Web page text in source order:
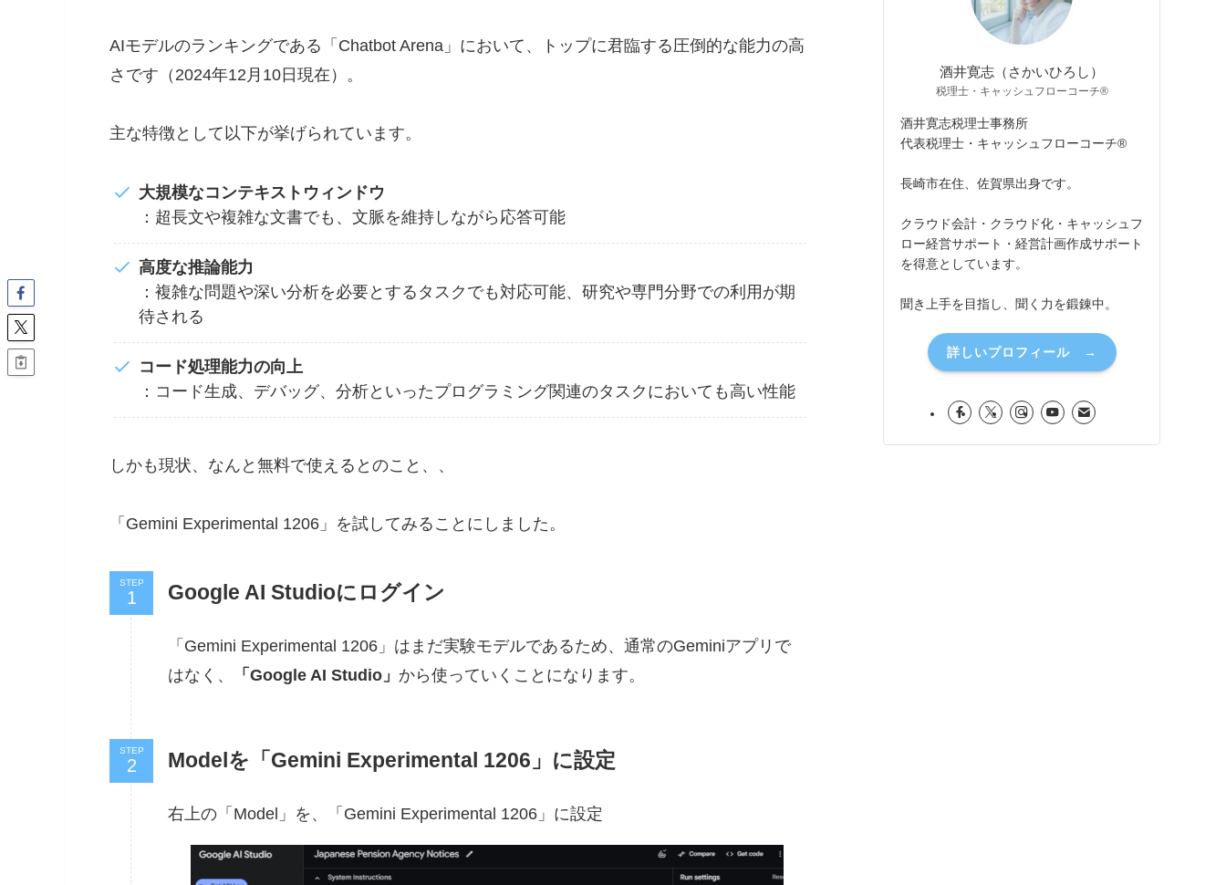
AIモデルのランキングである「Chatbot Arena」において、トップに君臨する圧倒的な能力の高
さです（2024年12月10日現在）。
主な特徴として以下が挙げられています。
大規模なコンテキストウィンドウ
：超長文や複雑な文書でも、文脈を維持しながら応答可能
高度な推論能力
：複雑な問題や深い分析を必要とするタスクでも対応可能、研究や専門分野での利用が期
待される
コード処理能力の向上
：コード生成、デバッグ、分析といったプログラミング関連のタスクにおいても高い性能
しかも現状、なんと無料で使えるとのこと、、
「Gemini Experimental 1206」を試してみることにしました。
STEP Google AI Studioにログイン
「Gemini Experimental 1206」はまだ実験モデルであるため、通常のGeminiアプリで
はなく、
「Google AI Studio」 から使っていくことになります。
STEP Modelを「Gemini Experimental 1206」に設定
右上の「Model」を、「Gemini Experimental 1206」に設定
酒井寛志（さかいひろし）
税理士・キャッシュフローコーチ®
酒井寛志税理士事務所
代表税理士・キャッシュフローコーチ®
長崎市在住、佐賀県出身です。
クラウド会計・クラウド化・キャッシュフ
ロー経営サポート・経営計画作成サポート
を得意としています。
聞き上手を目指し、聞く力を鍛錬中。
詳しいプロフィール →